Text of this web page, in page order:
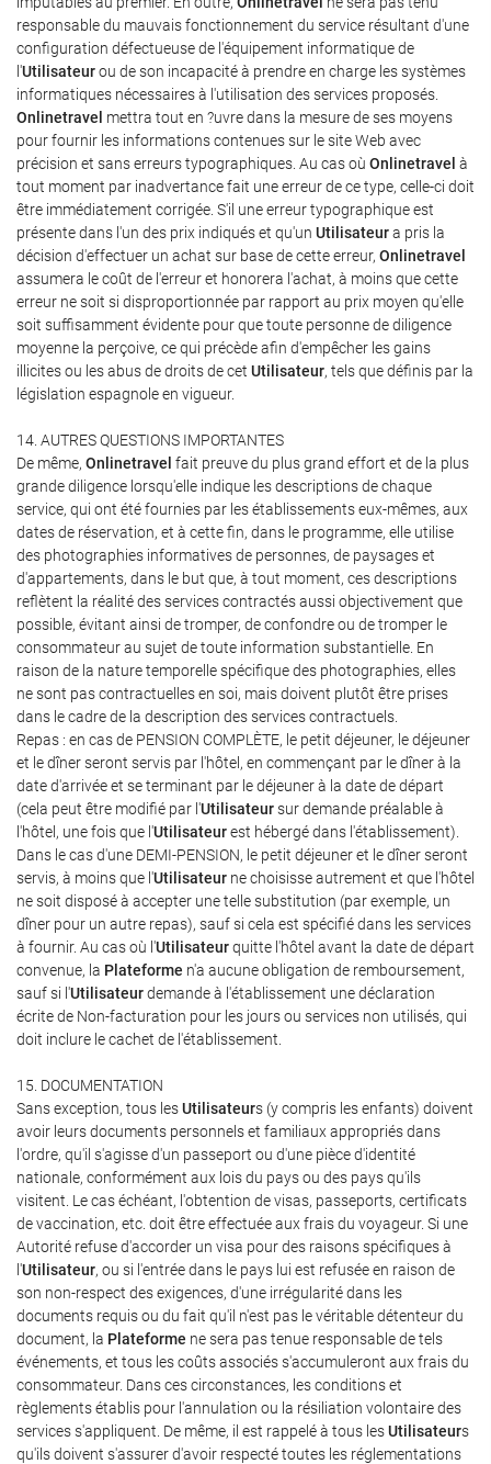
responsable du mauvais fonctionnement du service résultant d'une
configuration défectueuse de l'équipement informatique de
l'Utilisateurou de son incapacité à prendre en charge les systèmes
informatiques nécessaires à l'utilisation des services proposés.
Onlinetravel mettra tout en ?uvre dans la mesure de ses moyens
pour fournir les informations contenues sur le site Web avec
précision et sans erreurs typographiques. Au cas où Onlinetravel à
tout moment par inadvertance fait une erreur de ce type, celle-ci doit
être immédiatement corrigée. S'il une erreur typographique est
présente dans l'un des prix indiqués et qu'un Utilisateura pris la
décision d'effectuer un achat sur base de cette erreur, Onlinetravel
assumera le coût de l'erreur et honorera l'achat, à moins que cette
erreur ne soit si disproportionnée par rapport au prix moyen qu'elle
soit suffisamment évidente pour que toute personne de diligence
moyenne la perçoive, ce qui précède afin d'empêcher les gains
illicites ou les abus de droits de cet Utilisateur, tels que définis par la
législation espagnole en vigueur.
14. AUTRES QUESTIONS IMPORTANTES
De même, Onlinetravel fait preuve du plus grand effort et de la plus
grande diligence lorsqu'elle indique les descriptions de chaque
service, qui ont été fournies par les établissements eux-mêmes, aux
dates de réservation, et à cette fin, dans le programme, elle utilise
des photographies informatives de personnes, de paysages et
d'appartements, dans le but que, à tout moment, ces descriptions
reflètent la réalité des services contractés aussi objectivement que
possible, évitant ainsi de tromper, de confondre ou de tromper le
consommateur au sujet de toute information substantielle. En
raison de la nature temporelle spécifique des photographies, elles
ne sont pas contractuelles en soi, mais doivent plutôt être prises
dans le cadre de la description des services contractuels.
Repas : en cas de PENSION COMPLÈTE, le petit déjeuner, le déjeuner
et le dîner seront servis par l'hôtel, en commençant par le dîner à la
date d'arrivée et se terminant par le déjeuner à la date de départ
(cela peut être modifié par l'Utilisateursur demande préalable à
l'hôtel, une fois que l'Utilisateurest hébergé dans l'établissement).
Dans le cas d'une DEMI-PENSION, le petit déjeuner et le dîner seront
servis, à moins que l'Utilisateur ne choisisse autrement et que l'hôtel
ne soit disposé à accepter une telle substitution (par exemple, un
dîner pour un autre repas), sauf si cela est spécifié dans les services
à fournir. Au cas où l'Utilisateurquitte l'hôtel avant la date de départ
convenue, la Plateforme n'a aucune obligation de remboursement,
sauf si l'Utilisateurdemande à l'établissement une déclaration
écrite de Non-facturation pour les jours ou services non utilisés, qui
doit inclure le cachet de l'établissement.
15. DOCUMENTATION
Sans exception, tous lesUtilisateurs (y compris les enfants) doivent
avoir leurs documents personnels et familiaux appropriés dans
l'ordre, qu'il s'agisse d'un passeport ou d'une pièce d'identité
nationale, conformément aux lois du pays ou des pays qu'ils
visitent. Le cas échéant, l'obtention de visas, passeports, certificats
de vaccination, etc. doit être effectuée aux frais du voyageur. Si une
Autorité refuse d'accorder un visa pour des raisons spécifiques à
l'Utilisateur, ou si l'entrée dans le pays lui est refusée en raison de
son non-respect des exigences, d'une irrégularité dans les
documents requis ou du fait qu'il n'est pas le véritable détenteur du
document, la Plateforme ne sera pas tenue responsable de tels
événements, et tous les coûts associés s'accumuleront aux frais du
consommateur. Dans ces circonstances, les conditions et
règlements établis pour l'annulation ou la résiliation volontaire des
services s'appliquent. De même, il est rappelé à tous lesUtilisateurs
qu'ils doivent s'assurer d'avoir respecté toutes les réglementations